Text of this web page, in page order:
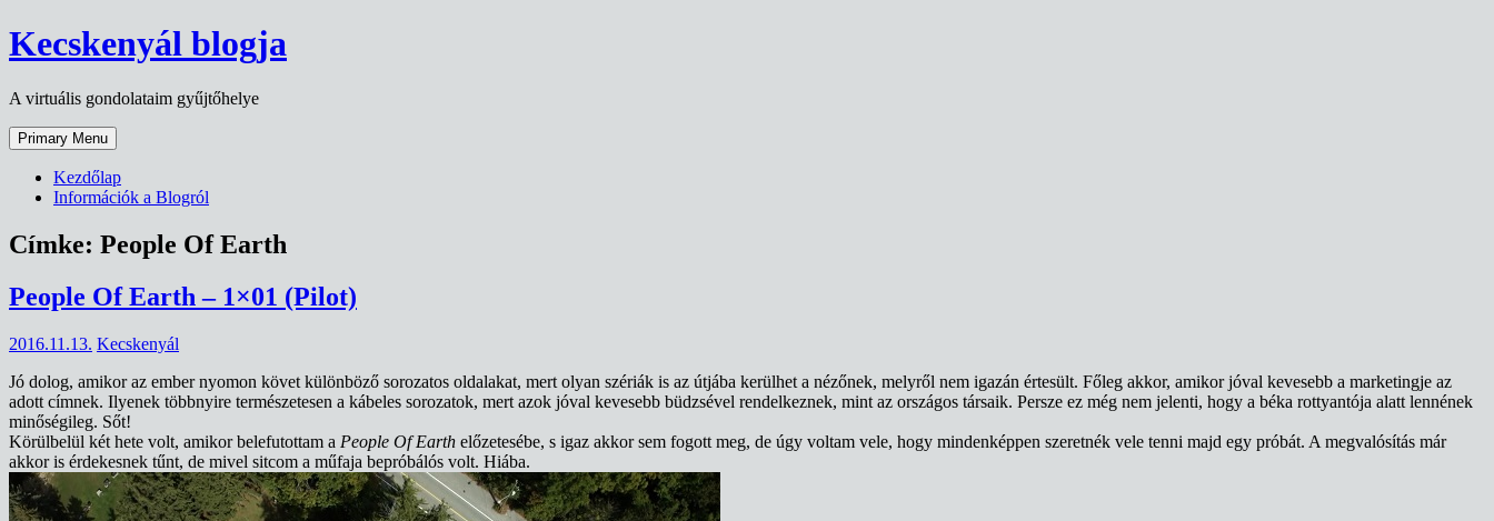
Skip
to
Kecskenyál blogja
A virtuális gondolataim gyűjtőhelye
Primary Menu
Kezdőlap
Információk a Blogról
Címke: People Of Earth
People Of Earth – 1×01 (Pilot)
2016.11.13. Kecskenyál
Jó dolog, amikor az ember nyomon követ különböző sorozatos oldalakat, mert olyan szériák is az útjába kerülhet a nézőnek, melyről nem igazán értesült. Főleg akkor, amikor jóval kevesebb a marketingje az
adott címnek. Ilyenek többnyire természetesen a kábeles sorozatok, mert azok jóval kevesebb büdzsével rendelkeznek, mint az országos társaik. Persze ez még nem jelenti, hogy a béka rottyantója alatt lennének
minőségileg. Sőt!
Körülbelül két hete volt, amikor belefutottam a People Of Earth előzetesébe, s igaz akkor sem fogott meg, de úgy voltam vele, hogy mindenképpen szeretnék vele tenni majd egy próbát. A megvalósítás már
akkor is érdekesnek tűnt, de mivel sitcom a műfaja bepróbálós volt. Hiába.